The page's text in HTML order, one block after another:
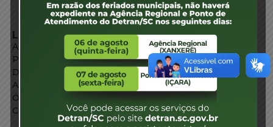
LINKS EXTERNOS
Agência de Notícias
Portal de Serviços
Diário Oficial
Acesso à Informação
Órgãos do Governo
Conheça SC